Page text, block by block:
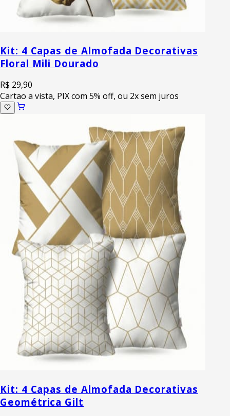
Kit: 4 Capas de Almofada Decorativas
Floral Mili Dourado
R$ 29,90
Cartao a vista, PIX com 5% off, ou 2x sem juros
Kit: 4 Capas de Almofada Decorativas
Geométrica Gilt